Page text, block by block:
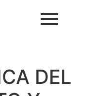
DEL